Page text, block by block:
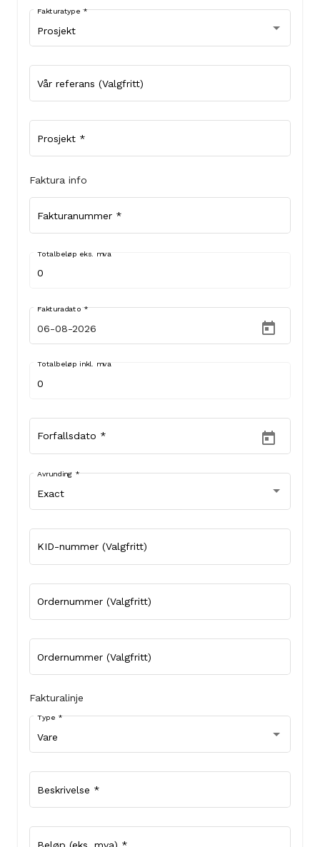
Prosjekt
Fakturatype*
Vår referans (Valgfritt)
Prosjekt*
Faktura info
Fakturanummer*
Totalbeløp eks. mva
Fakturadato*
Totalbeløp inkl. mva
Forfallsdato *
Exact
Avrunding*
KID-nummer (Valgfritt)
Ordernummer (Valgfritt)
Ordernummer (Valgfritt)
Fakturalinje
Vare
Type*
Beskrivelse *
Beløp (eks. mva) *